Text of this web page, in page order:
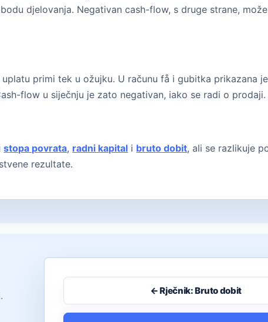
djelovanja. Negativan cash-flow, s druge strane,
primi tek u ožujku. U računu få i gubitka prikazana
flow u siječnju je zato negativan, iako se radi o prodaji.
stopa povrata, radni kapital i bruto dobit, ali se razlikuje
rezultate.
← Rječnik: Bruto dobit